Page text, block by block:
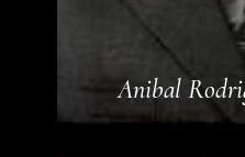
Anibal